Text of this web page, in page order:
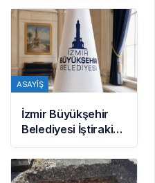
ASAYIŞ
İzmir Büyükşehir
Belediyesi İştirakine
Soruşturma: İkinci
Dalgada 2 Gözaltı